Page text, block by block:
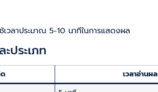
เวลาประมาณ 5-10 นาทีในการแสดงผล
ประเภท
เวลาอ่านผล